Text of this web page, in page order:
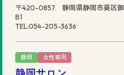
〒420-0857 静岡県静岡市葵区御
B1
TEL:054-205-3636
静岡 女性専用